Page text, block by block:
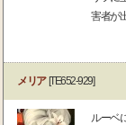
害者が
メリア[TE652-929]
ルーベ